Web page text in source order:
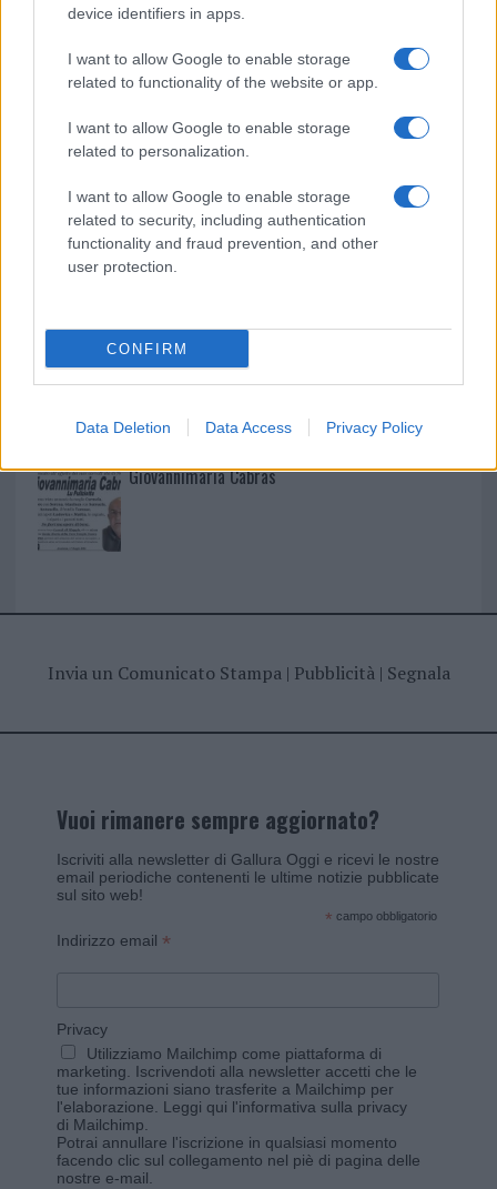
device identifiers in apps.
I want to allow Google to enable storage
related to functionality of the website or app.
I want to allow Google to enable storage
related to personalization.
I want to allow Google to enable storage
related to security, including authentication
functionality and fraud prevention, and other
user protection.
CONFIRM
Data Deletion Data Access Privacy Policy
Paolo Pinna
Martina Agostina Diturco
I nostri cari
I nostri cari
Giovannimaria Cabras
Invia un Comunicato Stampa| Pubblicità| Segnala
Vuoi rimanere sempre aggiornato?
Iscriviti alla newsletter di Gallura Oggi e ricevi le nostre
email periodiche contenenti le ultime notizie pubblicate
sul sito web!
* campo obbligatorio
Indirizzo email *
Privacy
Utilizziamo Mailchimp come piattaforma di
marketing. Iscrivendoti alla newsletter accetti che le
tue informazioni siano trasferite a Mailchimp per
l'elaborazione. Leggi qui l'informativa sulla privacy
di Mailchimp
Potrai annullare l'iscrizione in qualsiasi momento
facendo clic sul collegamento nel piè di pagina delle
nostre e-mail.